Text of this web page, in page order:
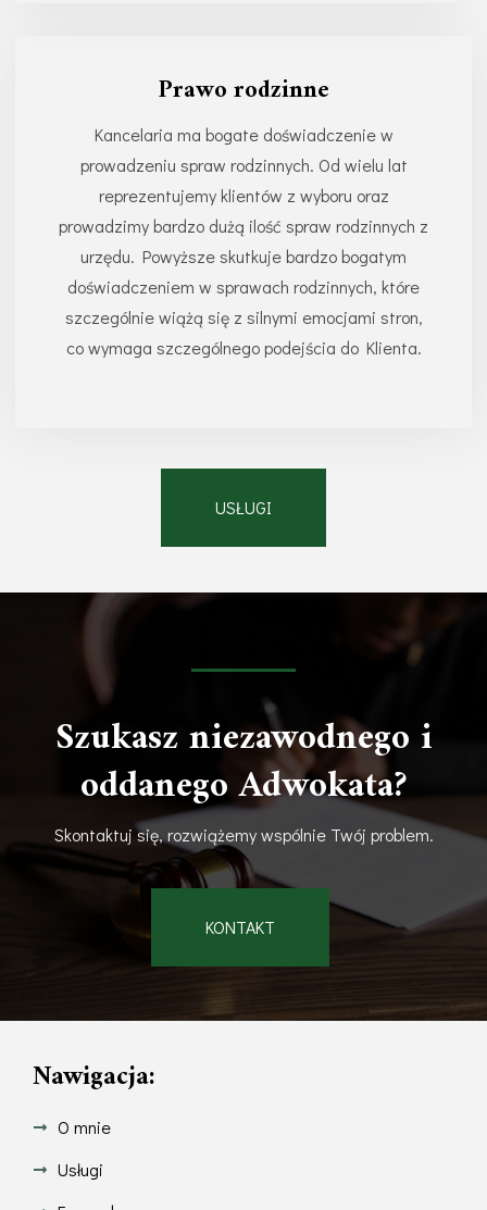
Prawo rodzinne
Kancelaria ma bogate doświadczenie w
prowadzeniu spraw rodzinnych. Od wielu lat
reprezentujemy klientów z wyboru oraz
prowadzimy bardzo dużą ilość spraw rodzinnych z
urzędu. Powyższe skutkuje bardzo bogatym
doświadczeniem w sprawach rodzinnych, które
szczególnie wiążą się z silnymi emocjami stron,
co wymaga szczególnego podejścia do Klienta.
USŁUGI
Szukasz niezawodnego i
oddanego Adwokata?
Skontaktuj się, rozwiążemy wspólnie Twój problem.
KONTAKT
Nawigacja:
O mnie
Usługi